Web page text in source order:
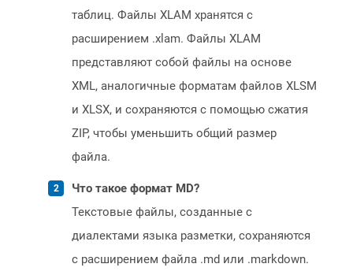
таблиц. Файлы XLAM хранятся с
расширением .xlam. Файлы XLAM
представляют собой файлы на основе
XML, аналогичные форматам файлов XLSM
и XLSX, и сохраняются с помощью сжатия
ZIP, чтобы уменьшить общий размер
файла.
Что такое формат MD?
Текстовые файлы, созданные с
диалектами языка разметки, сохраняются
с расширением файла .md или .markdown.